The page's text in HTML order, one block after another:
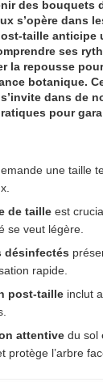
des bouquets
s’opère dans
taille anticipe
ses
la repousse
botanique.
dans de
pour
une taille
de taille est
se veut légère.
désinfectés
rapide.
post-taille inclut
attentive du sol
protège l’arbre